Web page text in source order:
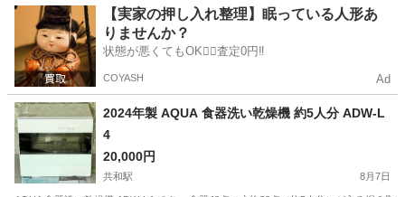
愛知 名古屋市 比良駅 キッチン家電
【実家の押し入れ整理】眠っている人形あ
りませんか？
状態が悪くてもOK🙆‍♀️査定0円‼️
COYASH Ad
2024年製 AQUA 食器洗い乾燥機 約5人分 ADW-L
4
20,000円
共和駅 8月7日